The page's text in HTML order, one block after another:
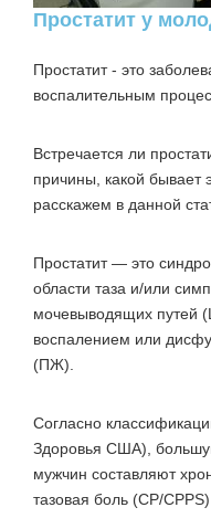
Простатит у
Простатит - это
воспалительным
Встречается ли
причины, какой бывает
расскажем в данной
Простатит — это
области таза и/или
мочевыводящих путей
воспалением или
(ПЖ).
Согласно
Здоровья США),
мужчин составляют
тазовая боль (CP/